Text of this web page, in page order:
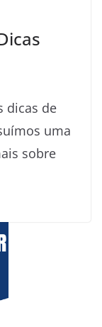
dicas de
uma
sobre